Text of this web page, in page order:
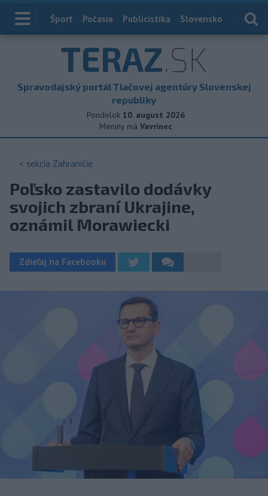
Index
Šport Počasie Publicistika Slovensko
TERAZ.SK
Spravodajský portál Tlačovej agentúry Slovenskej
republiky
Pondelok 10. august 2026
Meniny má Vavrinec
< sekcia Zahraničie
Poľsko zastavilo dodávky
svojich zbraní Ukrajine,
oznámil Morawiecki
Zdieľaj na Facebooku